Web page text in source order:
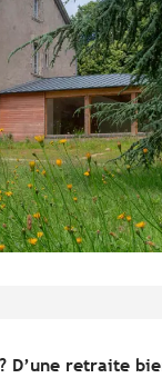
D’une retraite